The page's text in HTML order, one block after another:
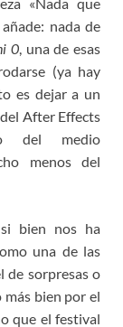
nada de
0, una de esas
(ya hay
es dejar a un
After Effects
del medio
menos del
bien nos ha
una de las
de sorpresas o
más bien por el
que el festival